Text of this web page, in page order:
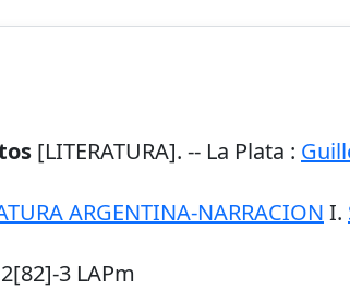
[LITERATURA]. -- La Plata :
ARGENTINA-NARRACION I.
3 LAPm